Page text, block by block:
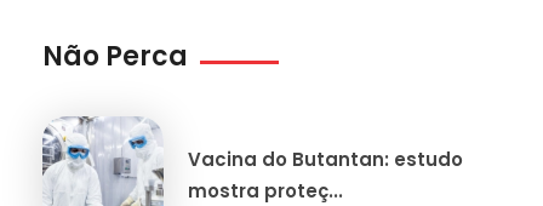
Não Perca
Vacina do Butantan: estudo
mostra proteç...